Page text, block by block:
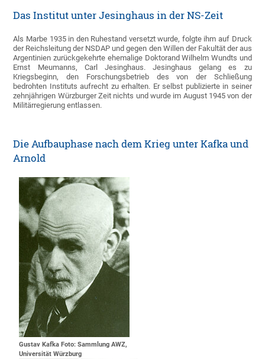
Das Institut unter Jesinghaus in der NS-Zeit
Als Marbe 1935 in den Ruhestand versetzt wurde, folgte ihm auf Druck
der Reichsleitung der NSDAP und gegen den Willen der Fakultät der aus
Argentinien zurückgekehrte ehemalige Doktorand Wilhelm Wundts und
Ernst Meumanns, Carl Jesinghaus. Jesinghaus gelang es zu
Kriegsbeginn, den Forschungsbetrieb des von der Schließung
bedrohten Instituts aufrecht zu erhalten. Er selbst publizierte in seiner
zehnjährigen Würzburger Zeit nichts und wurde im August 1945 von der
Militärregierung entlassen.
Die Aufbauphase nach dem Krieg unter Kafka und
Arnold
Gustav Kafka Foto: Sammlung AWZ,
Universität Würzburg